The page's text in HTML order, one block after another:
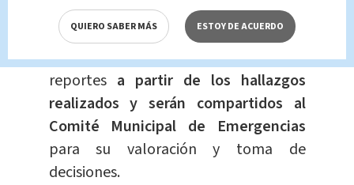
El Grupo USAR y la CNE elaborarán los
reportes a partir de los hallazgos
realizados y serán compartidos al
Comité Municipal de Emergencias
para su valoración y toma de
decisiones.
QUIERO SABER MÁS ESTOY DE ACUERDO